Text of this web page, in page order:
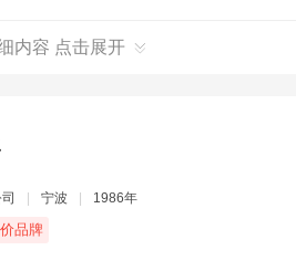
内容 点击展开
宁波 1986年
品牌